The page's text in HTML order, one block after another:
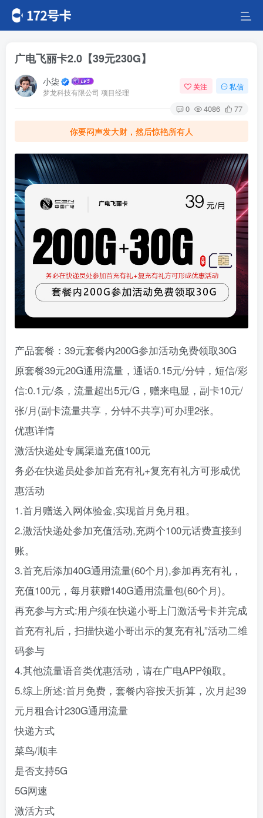
广电飞丽卡2.0【39元230G】
小柒
梦龙科技有限公司 项目经理
关注 私信
0 4086 77
你要闷声发大财，然后惊艳所有人
产品套餐：39元套餐内200G参加活动免费领取30G
原套餐39元20G通用流量，通话0.15元/分钟，短信/彩
信:0.1元/条，流量超出5元/G，赠来电显，副卡10元/
张/月(副卡流量共享，分钟不共享)可办理2张。
优惠详情
激活快递处专属渠道充值100元
务必在快递员处参加首充有礼+复充有礼方可形成优
惠活动
1.首月赠送入网体验金,实现首月免月租。
2.激活快递处参加充值活动,充两个100元话费直接到
账。
3.首充后添加40G通用流量(60个月),参加再充有礼，
充值100元，每月获赠140G通用流量包(60个月)。
再充参与方式:用户须在快递小哥上门激活号卡并完成
首充有礼后，扫描快递小哥出示的复充有礼”活动二维
码参与
4.其他流量语音类优惠活动，请在广电APP领取。
5.综上所述:首月免费，套餐内容按天折算，次月起39
元月租合计230G通用流量
快递方式
菜鸟/顺丰
是否支持5G
5G网速
激活方式